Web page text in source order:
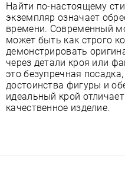
Найти по-настоящему
экземпляр означает
времени. Современный
может быть как строго
демонстрировать
через детали кроя или
это безупречная
достоинства фигуры и
идеальный крой
качественное изделие.